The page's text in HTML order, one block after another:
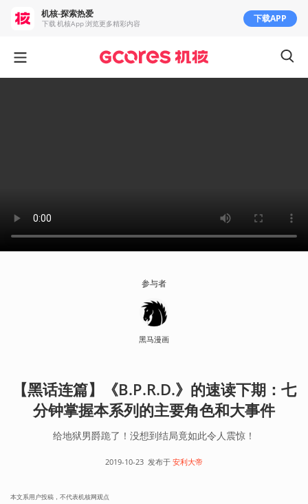
参与者
黑马漫画
【黑话连篇】《B.P.R.D.》的速读下期：七
分钟掌握本系列的主要角色和大事件
给地狱男爵跪了！没想到结局竟如此令人震惊！
2019-10-23 发布于 安利大帝
本文系用户投稿，不代表机核网观点
机核-探索热爱
下载 机核App 浏览更多精彩内容 下载APP